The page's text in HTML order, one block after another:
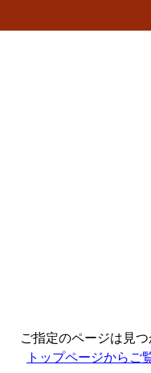
ご指定のページは見つ
トップページからご